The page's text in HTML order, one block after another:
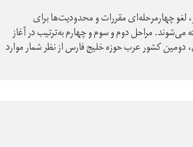
چهار‌مرحله‌ای مقررات و محدودیت‌ها برای
می‌شوند. مراحل دوم و سوم و چهارم به‌ترتیب در آغاز
کشور عرب حوزه خلیج فارس از نظر شمار موارد